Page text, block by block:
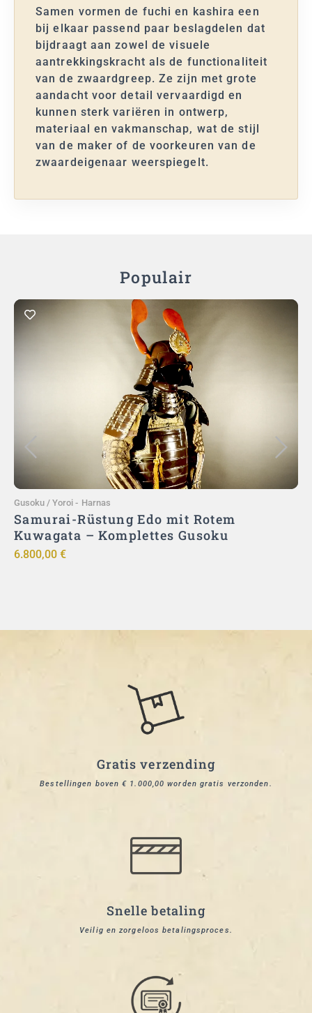
Samen vormen de fuchi en kashira een
bij elkaar passend paar beslagdelen dat
bijdraagt aan zowel de visuele
aantrekkingskracht als de functionaliteit
van de zwaardgreep. Ze zijn met grote
aandacht voor detail vervaardigd en
kunnen sterk variëren in ontwerp,
materiaal en vakmanschap, wat de stijl
van de maker of de voorkeuren van de
zwaardeigenaar weerspiegelt.
Populair
Toevoegen aan winkelwagen
Gusoku / Yoroi - Harnas
Samurai-Rüstung Edo mit Rotem
Kuwagata – Komplettes Gusoku
6.800,00 €
Gratis verzending
Bestellingen boven € 1.000,00 worden gratis verzonden.
Snelle betaling
Veilig en zorgeloos betalingsproces.